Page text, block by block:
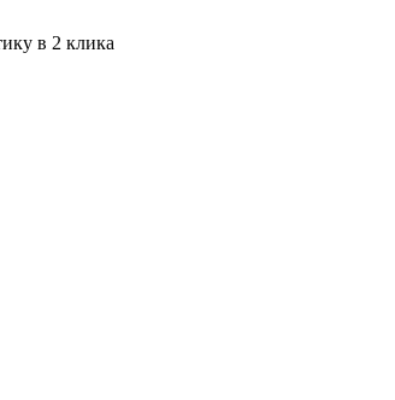
в 2 клика